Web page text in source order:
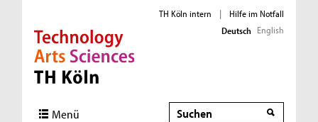
Direkt zur Hauptnavigation
Direkt zur Subnavigation
Direkt zum Inhalt
Direkt zum Fußbereich
TH Köln intern |
Hilfe im Notfall
Deutsch English
Menü Suche